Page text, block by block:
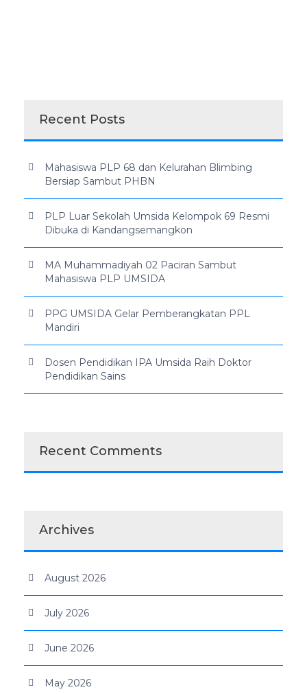
Recent Posts
Mahasiswa PLP 68 dan Kelurahan Blimbing
Bersiap Sambut PHBN
PLP Luar Sekolah Umsida Kelompok 69 Resmi
Dibuka di Kandangsemangkon
MA Muhammadiyah 02 Paciran Sambut
Mahasiswa PLP UMSIDA
PPG UMSIDA Gelar Pemberangkatan PPL
Mandiri
Dosen Pendidikan IPA Umsida Raih Doktor
Pendidikan Sains
Recent Comments
Archives
August 2026
July 2026
June 2026
May 2026